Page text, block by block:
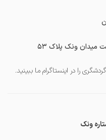
میدان ونک پلاک ۵۳
را در اینستاگرام ما ببینید.
ونک